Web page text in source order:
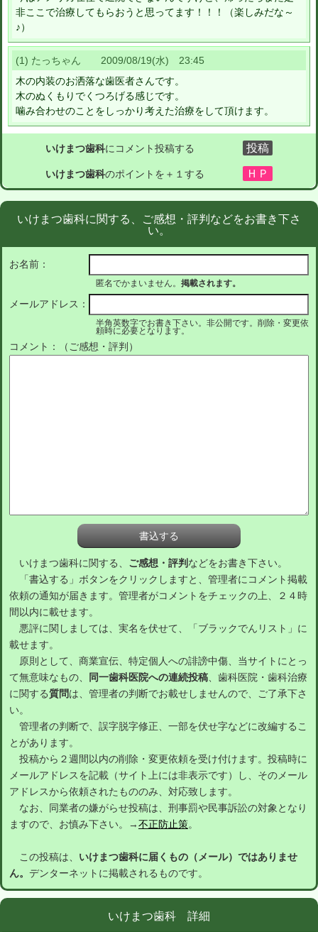
非ここで治療してもらおうと思ってます！！！（楽しみだな～
♪）
(1) たっちゃん 2009/08/19(水) 23:45
木の内装のお洒落な歯医者さんです。
木のぬくもりでくつろげる感じです。
噛み合わせのことをしっかり考えた治療をして頂けます。
いけまつ歯科にコメント投稿する
いけまつ歯科のポイントを＋１する
いけまつ歯科に関する、ご感想・評判などをお書き下さ
い。
お名前：
匿名でかまいません。 掲載されます。
メールアドレス：
半角英数字でお書き下さい。非公開です。削除・変更依
頼時に必要となります。
コメント：（ご感想・評判）
いけまつ歯科に関する、 ご感想・評判 などをお書き下さい。
「書込する」ボタンをクリックしますと、管理者にコメント掲載
依頼の通知が届きます。管理者がコメントをチェックの上、２４時
間以内に載せます。
悪評に関しましては、実名を伏せて、「ブラックでんリスト」に
載せます。
原則として、商業宣伝、特定個人への誹謗中傷、当サイトにとっ
て無意味なもの、
同一歯科医院への連続投稿、歯科医院・歯科治療
に関する質問は、管理者の判断でお載せしませんので、ご了承下さ
い。
管理者の判断で、誤字脱字修正、一部を伏せ字などに改編するこ
とがあります。
投稿から２週間以内の削除・変更依頼を受け付けます。投稿時に
メールアドレスを記載（サイト上には非表示です）し、そのメール
アドレスから依頼されたもののみ、対応致します。
なお、同業者の嫌がらせ投稿は、刑事罰や民事訴訟の対象となり
ますので、お慎み下さい。→不正防止策。
この投稿は、 いけまつ歯科に届くもの（メール）ではありませ
ん。 デンターネットに掲載されるものです。
いけまつ歯科 詳細